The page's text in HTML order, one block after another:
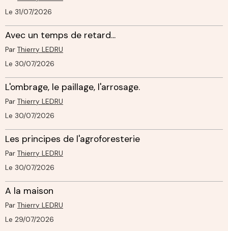
Le 31/07/2026
Avec un temps de retard...
Par Thierry LEDRU
Le 30/07/2026
L'ombrage, le paillage, l'arrosage.
Par Thierry LEDRU
Le 30/07/2026
Les principes de l'agroforesterie
Par Thierry LEDRU
Le 30/07/2026
A la maison
Par Thierry LEDRU
Le 29/07/2026